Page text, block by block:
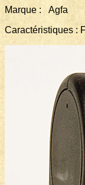
Marque :
Caractéristiques :